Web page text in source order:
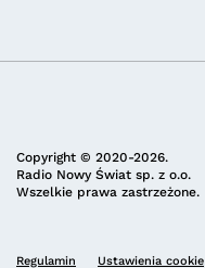
Copyright © 2020-2026.
Radio Nowy Świat sp. z o.o.
Wszelkie prawa zastrzeżone.
Regulamin Ustawienia cookie